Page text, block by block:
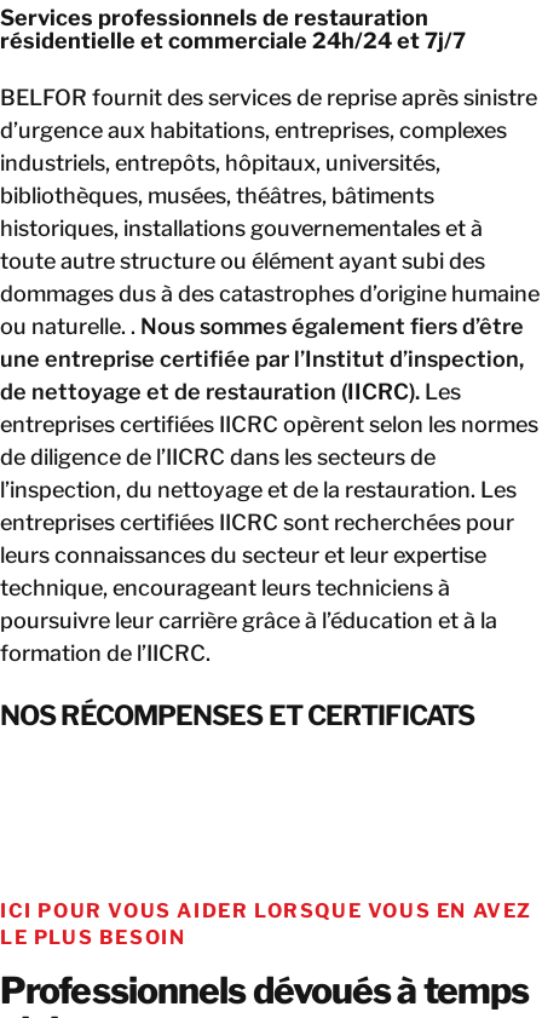
Services professionnels de restauration
résidentielle et commerciale 24h/24 et 7j/7
BELFOR fournit des services de reprise après sinistre
d’urgence aux habitations, entreprises, complexes
industriels, entrepôts, hôpitaux, universités,
bibliothèques, musées, théâtres, bâtiments
historiques, installations gouvernementales et à
toute autre structure ou élément ayant subi des
dommages dus à des catastrophes d’origine humaine
ou naturelle. . Nous sommes également fiers d’être
une entreprise certifiée par l’Institut d’inspection,
de nettoyage et de restauration (IICRC). Les
entreprises certifiées IICRC opèrent selon les normes
de diligence de l’IICRC dans les secteurs de
l’inspection, du nettoyage et de la restauration. Les
entreprises certifiées IICRC sont recherchées pour
leurs connaissances du secteur et leur expertise
technique, encourageant leurs techniciens à
poursuivre leur carrière grâce à l’éducation et à la
formation de l’IICRC.
NOS RÉCOMPENSES ET CERTIFICATS
ICI POUR VOUS AIDER LORSQUE VOUS EN AVEZ
LE PLUS BESOIN
Professionnels dévoués à temps